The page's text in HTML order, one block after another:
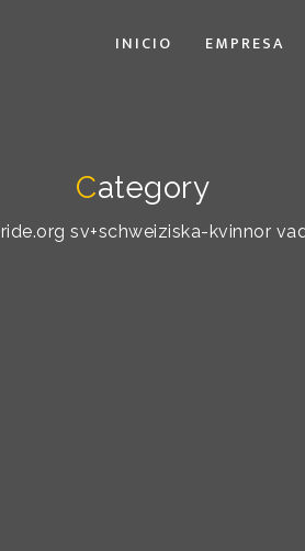
INICIO EMPRESA
Category
sv+schweiziska-kvinnor